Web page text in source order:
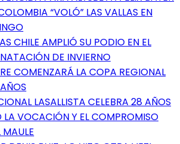
“VOLÓ” LAS VALLAS EN
CHILE AMPLIÓ SU PODIO EN EL
DE INVIERNO
COMENZARÁ LA COPA REGIONAL
LASALLISTA CELEBRA 28 AÑOS
LA VOCACIÓN Y EL COMPROMISO
MAULE